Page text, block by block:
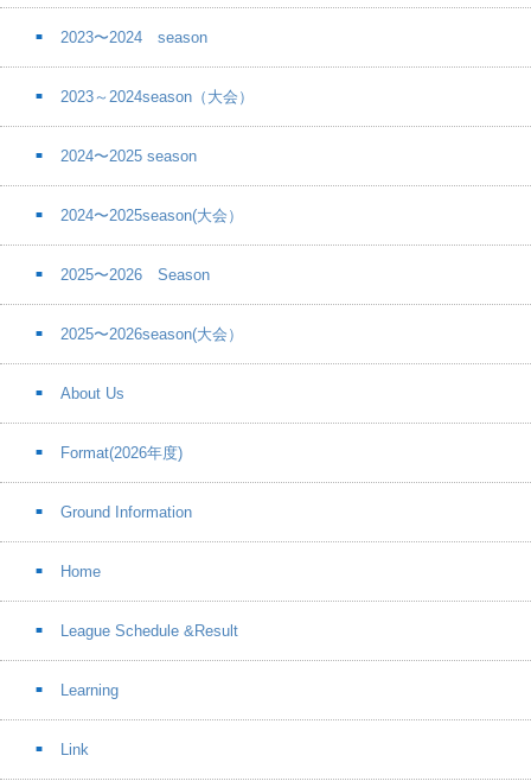
2023〜2024 season
2023～2024season（大会）
2024〜2025 season
2024〜2025season(大会）
2025〜2026 Season
2025〜2026season(大会）
About Us
Format(2026年度)
Ground Information
Home
League Schedule &Result
Learning
Link